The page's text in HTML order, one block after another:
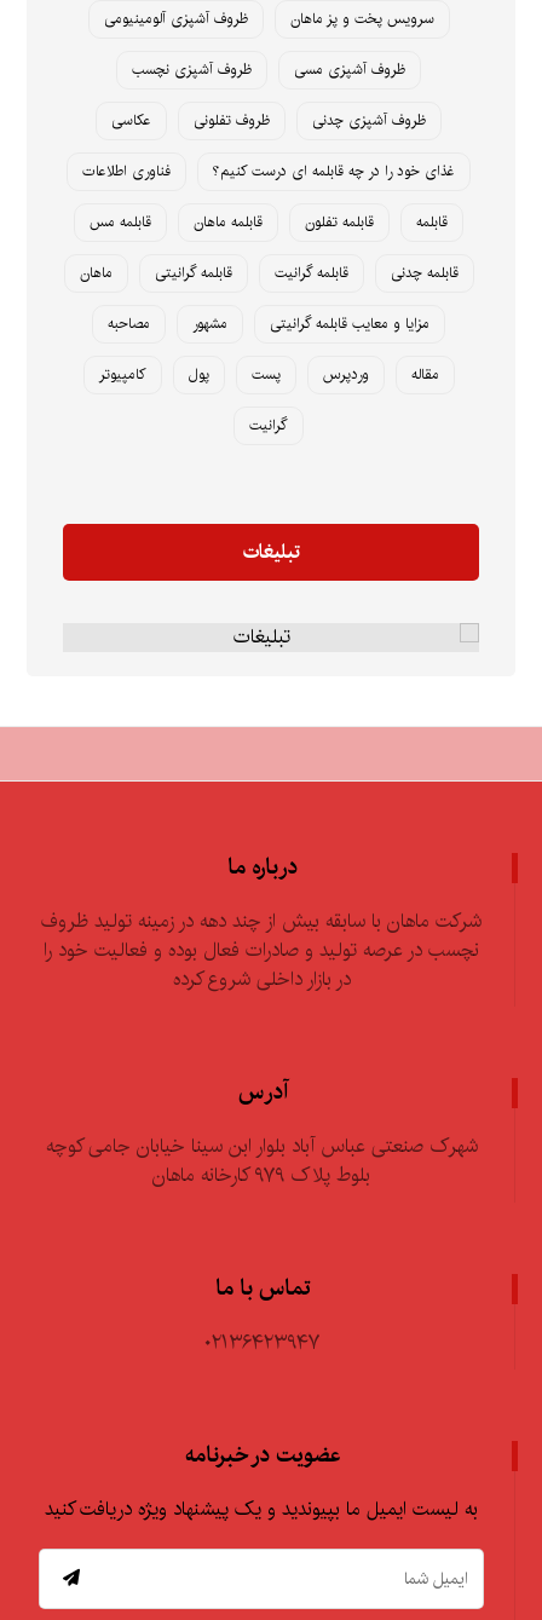
سرویس پخت و پز ماهان ظروف آشپزی آلومینیومی
ظروف آشپزی مسی ظروف آشپزی نچسب
ظروف آشپزی چدنی ظروف تفلونی عکاسی
غذای خود را در چه قابلمه ای درست کنیم؟ فناوری اطلاعات
قابلمه قابلمه تفلون قابلمه ماهان قابلمه مس
قابلمه چدنی قابلمه گرانیت قابلمه گرانیتی ماهان
مزایا و معایب قابلمه گرانیتی مشهور مصاحبه
مقاله وردپرس پست پول کامپیوتر
گرانیت
تبلیغات
درباره ما
شرکت ماهان با سابقه بیش از چند دهه در زمینه تولید ظروف
نچسب در عرصه تولید و صادرات فعال بوده و فعالیت خود را
در بازار داخلی شروع کرده
آدرس
شهرک صنعتی عباس آباد بلوار ابن سینا خیابان جامی کوچه
بلوط پلاک ۹۷۹ کارخانه ماهان
تماس با ما
۰۲۱۳۶۴۲۳۹۴۷
عضویت در خبرنامه
به لیست ایمیل ما بپیوندید و یک پیشنهاد ویژه دریافت کنید